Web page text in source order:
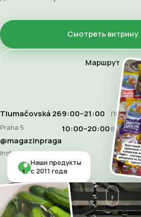
Смотреть витрину
Маршрут
Tlumačovská 26
Praha 5
9:00–21:00 Пн–Сб
10:00–20:00
@magazinpraga
Instagram
Наши продукты
с 2011 года